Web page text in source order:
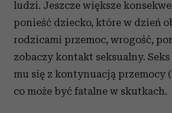
ludzi. Jeszcze większe
ponieść dziecko, które w dzień
rodzicami przemoc, wrogość,
zobaczy kontakt seksualny.
mu się z kontynuacją przemocy
co może być fatalne w skutkach.